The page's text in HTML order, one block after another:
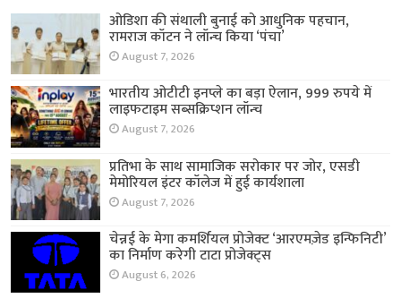
ओडिशा की संथाली बुनाई को आधुनिक पहचान,
रामराज कॉटन ने लॉन्च किया ‘पंचा’
August 7, 2026
भारतीय ओटीटी इनप्ले का बड़ा ऐलान, 999 रुपये में
लाइफटाइम सब्सक्रिप्शन लॉन्च
August 7, 2026
प्रतिभा के साथ सामाजिक सरोकार पर जोर, एसडी
मेमोरियल इंटर कॉलेज में हुई कार्यशाला
August 7, 2026
चेन्नई के मेगा कमर्शियल प्रोजेक्ट ‘आरएमज़ेड इन्फिनिटी’
का निर्माण करेगी टाटा प्रोजेक्ट्स
August 6, 2026